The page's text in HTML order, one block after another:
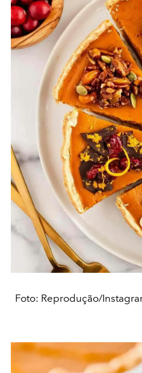
Foto: Reprodução/